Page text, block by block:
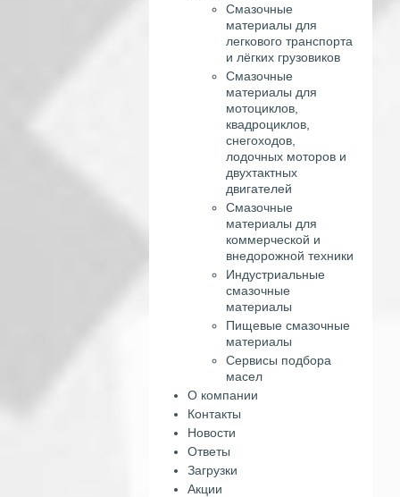
Смазочные
материалы для
легкового транспорта
и лёгких грузовиков
Смазочные
материалы для
мотоциклов,
квадроциклов,
снегоходов,
лодочных моторов и
двухтактных
двигателей
Смазочные
материалы для
коммерческой и
внедорожной техники
Индустриальные
смазочные
материалы
Пищевые смазочные
материалы
Сервисы подбора
масел
О компании
Контакты
Новости
Ответы
Загрузки
Акции